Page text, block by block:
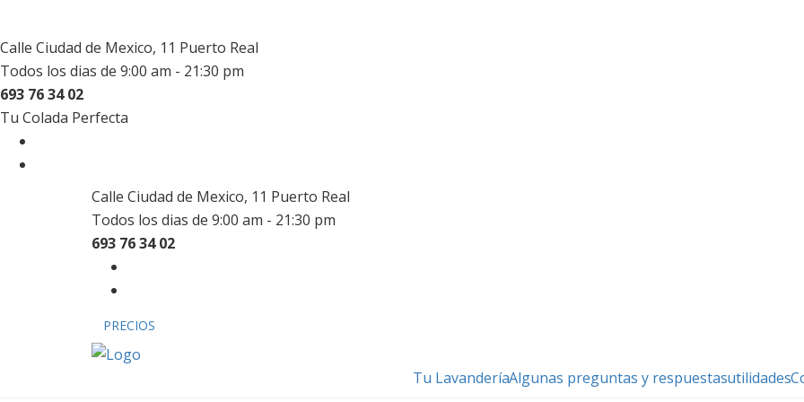
Calle Ciudad de Mexico, 11 Puerto Real
Todos los dias de 9:00 am - 21:30 pm
693 76 34 02
Tu Colada Perfecta
Calle Ciudad de Mexico, 11 Puerto Real
Todos los dias de 9:00 am - 21:30 pm
693 76 34 02
PRECIOS
Tu LavanderíaAlgunas preguntas y respuestasutilidades